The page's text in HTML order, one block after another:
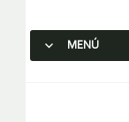
MENÚ